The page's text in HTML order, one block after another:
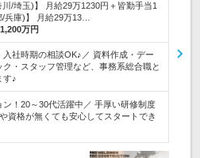
川/埼玉)】 月給29万1230円＋皆勤手当1
兵庫)】 月給29万13…
万円
入社時期の相談OK♪／ 資料作成・デー
・スタッフ管理など、事務系総合職と
す♪
ン！20～30代活躍中／ 手厚い研修制度
資格が無くても安心してスタートでき